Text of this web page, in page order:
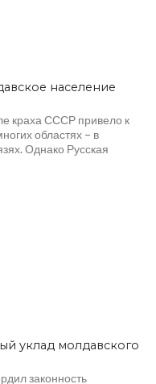
население
краха СССР привело к
областях – в
Однако Русская
уклад молдавского
законность